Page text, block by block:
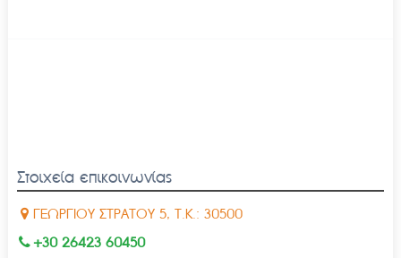
Στοιχεία επικοινωνίας
ΓΕΩΡΓΙΟΥ ΣΤΡΑΤΟΥ 5, Τ.Κ.: 30500
+30 26423 60450